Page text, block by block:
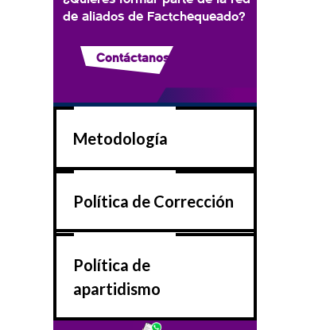
de aliados de Factchequeado?
Contáctanos
Metodología
Política de Corrección
Política de
apartidismo